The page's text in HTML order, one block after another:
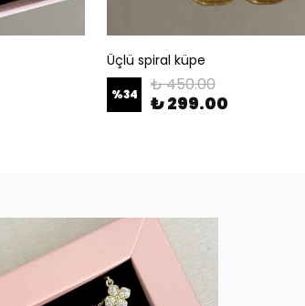
Üçlü spiral küpe
%34 ₺ 450.00
₺ 299.00